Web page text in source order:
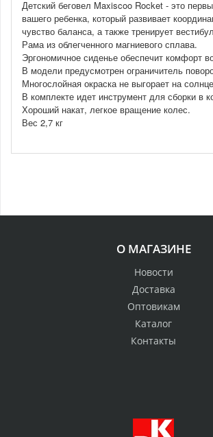
Детский беговел Maxiscoo Rocket - это
вашего ребенка, который развивает
чувство баланса, а также тренирует
Рама из облегченного магниевого сплава.
Эргономичное сиденье обеспечит комфорт
В модели предусмотрен ограничитель
Многослойная окраска не выгорает на
В комплекте идет инструмент для сборки в
Хороший накат, легкое вращение колес.
Вес 2,7 кг
О МАГАЗИНЕ
Новости
Доставка
Оптовикам
Каталог
Контакты